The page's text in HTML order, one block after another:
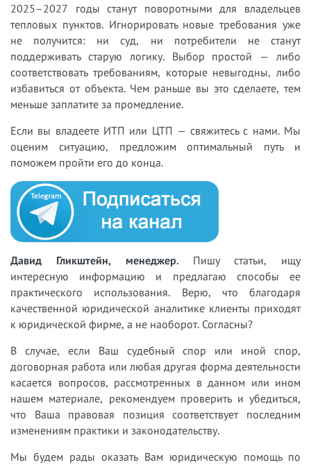
2025–2027 годы станут поворотными для владельцев
тепловых пунктов. Игнорировать новые требования уже
не получится: ни суд, ни потребители не станут
поддерживать старую логику. Выбор простой — либо
соответствовать требованиям, которые невыгодны, либо
избавиться от объекта. Чем раньше вы это сделаете, тем
меньше заплатите за промедление.
Если вы владеете ИТП или ЦТП — свяжитесь с нами. Мы
оценим ситуацию, предложим оптимальный путь и
поможем пройти его до конца.
Давид Гликштейн, менеджер. Пишу статьи, ищу
интересную информацию и предлагаю способы ее
практического использования. Верю, что благодаря
качественной юридической аналитике клиенты приходят
к юридической фирме, а не наоборот. Согласны?
В случае, если Ваш судебный спор или иной спор,
договорная работа или любая другая форма деятельности
касается вопросов, рассмотренных в данном или ином
нашем материале, рекомендуем проверить и убедиться,
что Ваша правовая позиция соответствует последним
изменениям практики и законодательству.
Мы будем рады оказать Вам юридическую помощь по